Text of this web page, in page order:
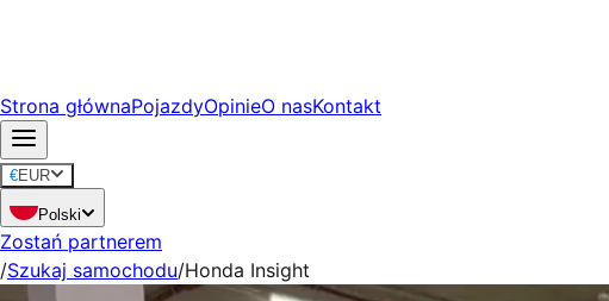
Strona głównaPojazdyOpinieO nasKontakt
€EUR
Polski
Zostań partnerem
/Szukaj samochodu/Honda Insight